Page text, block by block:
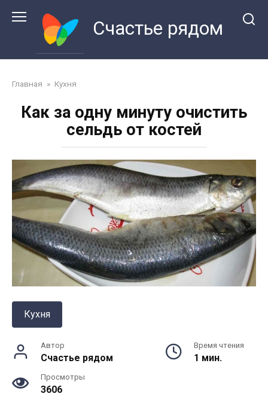
Счастье рядом
Главная » Кухня
Как за одну минуту очистить
сельдь от костей
Кухня
Автор
Счастье рядом
Время чтения
1 мин.
Просмотры
3606